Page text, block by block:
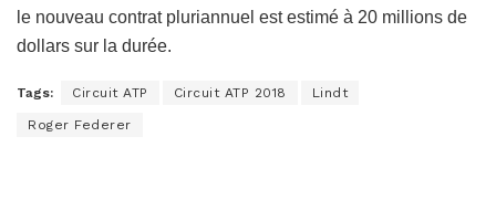
le nouveau contrat pluriannuel est estimé à 20 millions de
dollars sur la durée.
Tags: Circuit ATP Circuit ATP 2018 Lindt
Roger Federer